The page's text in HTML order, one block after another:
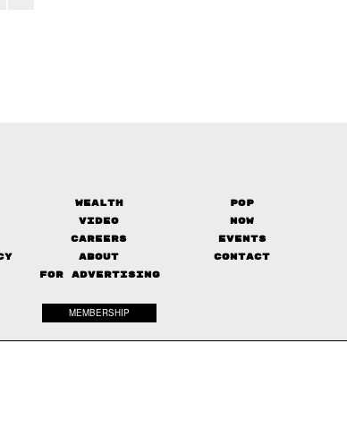
Wealth
Pop
Video
Now
Careers
Events
About
Contact
FOR ADVERTISING
MEMBERSHIP